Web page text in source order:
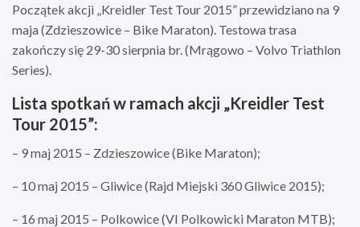
Początek akcji „Kreidler Test Tour 2015” przewidziano na 9
maja (Zdzieszowice – Bike Maraton). Testowa trasa
zakończy się 29-30 sierpnia br. (Mrągowo – Volvo Triathlon
Series).
Lista spotkań w ramach akcji „Kreidler Test
Tour 2015”:
– 9 maj 2015 – Zdzieszowice (Bike Maraton);
– 10 maj 2015 – Gliwice (Rajd Miejski 360 Gliwice 2015);
– 16 maj 2015 – Polkowice (VI Polkowicki Maraton MTB);